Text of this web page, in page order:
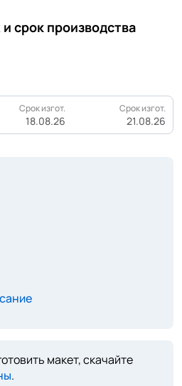
срок производства
Срок изгот.
18.08.26
Срок изгот.
21.08.26
макет, скачайте
.